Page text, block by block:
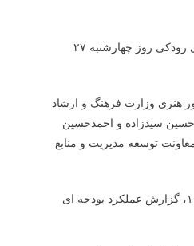
به گزارش پیلانو به نقل از روابط عمومی بنیاد رودکی، جلسه مجمع عمومی عادی سالانه هیأت امنای بنیاد فرهنگی هنری رودکی روز چهارشنبه ۲۷
هنری وزارت فرهنگ و ارشاد
سیدزاده و احمدحسین
توسعه مدیریت و منابع
در این جلسه، گزارش سازمان حسابرسی بعنوان حسابرس مستقل و هم بازرس قانونی از صورت های مالی سال ۱۴۰۴، گزارش عملکرد بودجه ای